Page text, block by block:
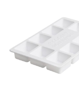
Medžiaga